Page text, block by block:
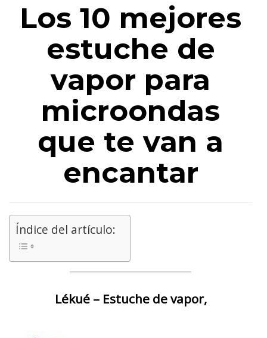
Los 10 mejores
estuche de
vapor para
microondas
que te van a
encantar
Índice del artículo:
Lékué – Estuche de vapor,